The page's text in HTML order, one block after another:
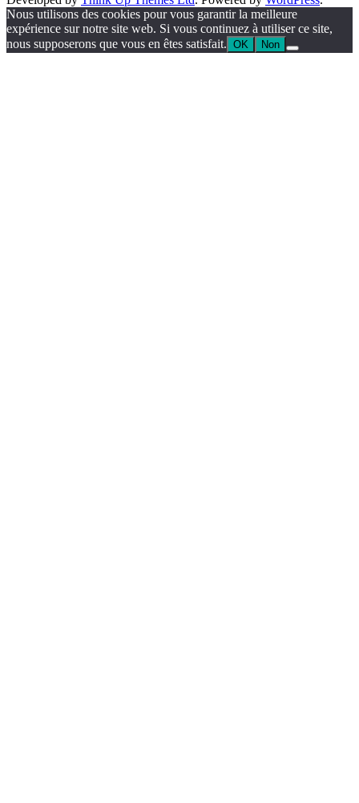
Nous utilisons des cookies pour vous garantir la meilleure
expérience sur notre site web. Si vous continuez à utiliser ce site,
nous supposerons que vous en êtes satisfait. OK Non